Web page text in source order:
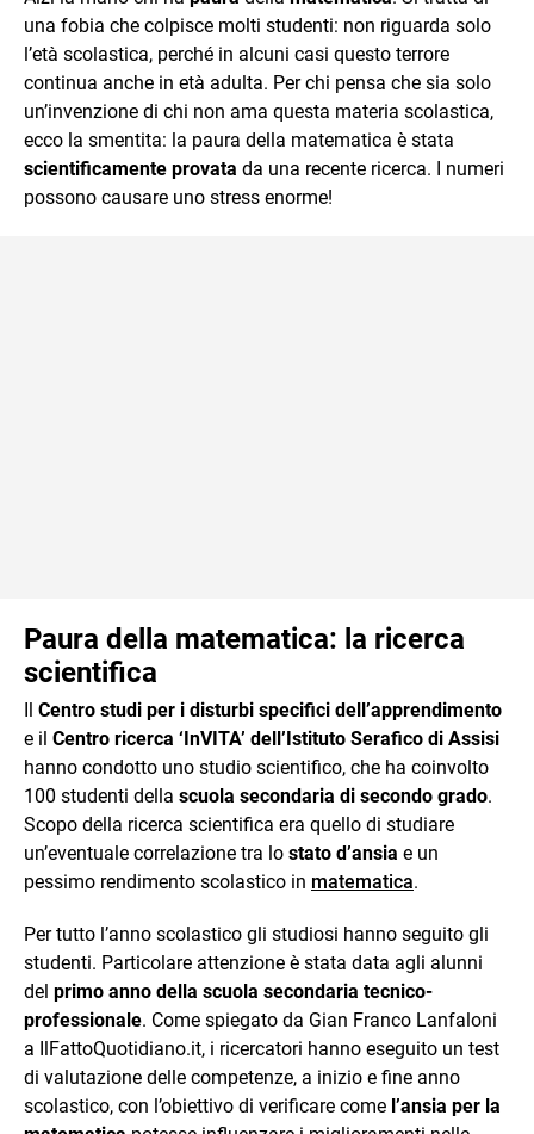
una fobia che colpisce molti studenti: non riguarda solo
l’età scolastica, perché in alcuni casi questo terrore
continua anche in età adulta. Per chi pensa che sia solo
un’invenzione di chi non ama questa materia scolastica,
ecco la smentita: la paura della matematica è stata
scientificamente provata da una recente ricerca. I numeri
possono causare uno stress enorme!
Paura della matematica: la ricerca
scientifica
Il Centro studi per i disturbi specifici dell’apprendimento
e il Centro ricerca ‘InVITA’ dell’Istituto Serafico di Assisi
hanno condotto uno studio scientifico, che ha coinvolto
100 studenti della scuola secondaria di secondo grado.
Scopo della ricerca scientifica era quello di studiare
un’eventuale correlazione tra lo stato d’ansia e un
pessimo rendimento scolastico in matematica.
Per tutto l’anno scolastico gli studiosi hanno seguito gli
studenti. Particolare attenzione è stata data agli alunni
del primo anno della scuola secondaria tecnico-
professionale. Come spiegato da Gian Franco Lanfaloni
a IlFattoQuotidiano.it, i ricercatori hanno eseguito un test
di valutazione delle competenze, a inizio e fine anno
scolastico, con l’obiettivo di verificare come l’ansia per la